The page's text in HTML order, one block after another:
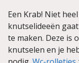
Een Krab! Niet
knutselideeën
te maken. Deze is
knutselen en je